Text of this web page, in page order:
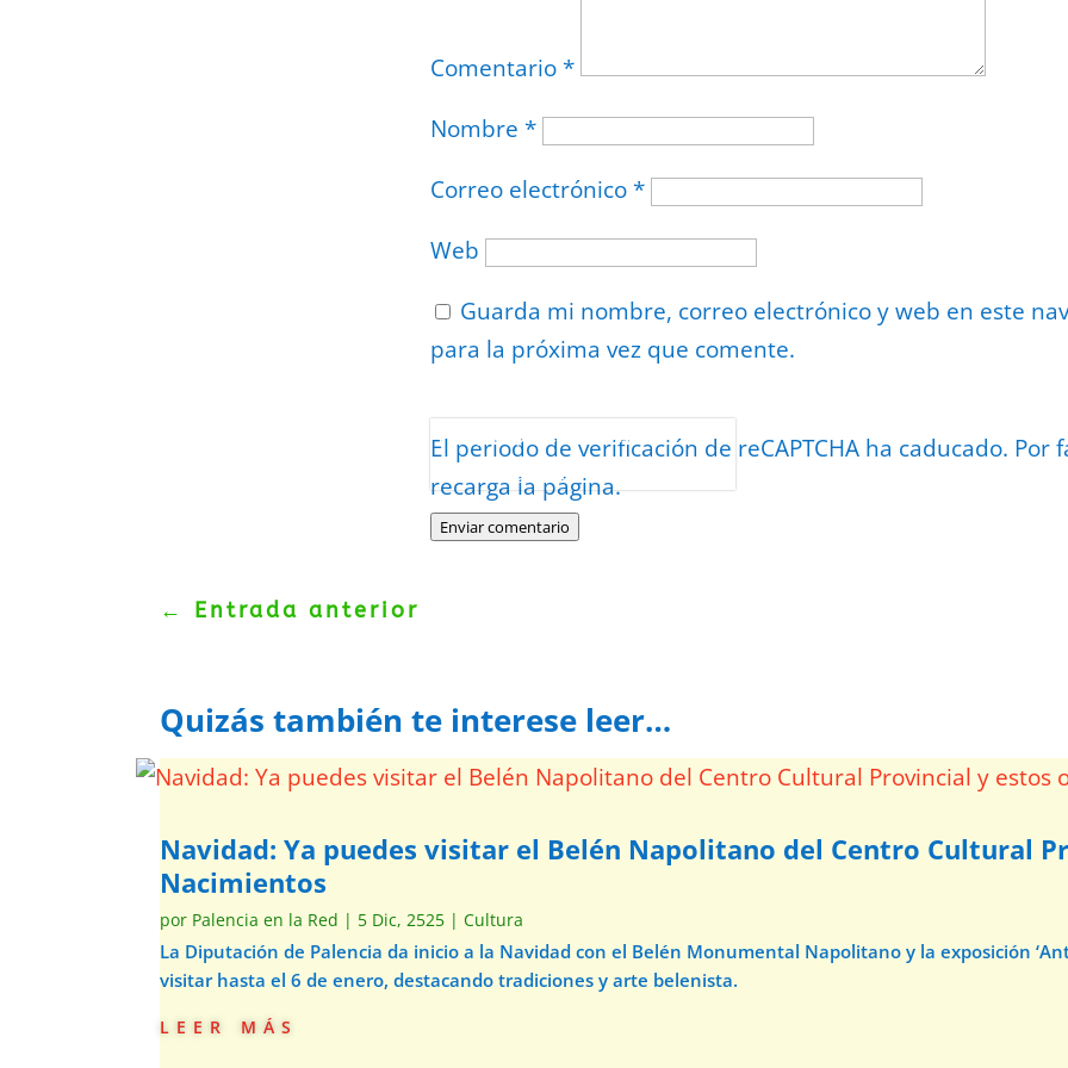
Comentario *
Nombre *
Correo electrónico *
Web
Guarda mi nombre, correo electrónico y web en este
para la próxima vez que comente.
El periodo de verificación de reCAPTCHA ha caducado. Por
recarga la página.
Enviar comentario
Protegidos por reCAPTCHA
Términos
← Entrada anterior
Quizás también te interese leer…
Navidad: Ya puedes visitar el Belén Napolitano del Centro Cultural
Nacimientos
por Palencia en la Red | 5 Dic, 2525 |Cultura
La Diputación de Palencia da inicio a la Navidad con el Belén Monumental Napolitano y la exposición
visitar hasta el 6 de enero, destacando tradiciones y arte belenista.
leer más